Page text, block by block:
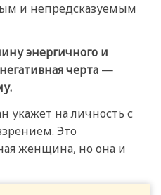
и непредсказуемым
энергичного и
черта —
укажет на личность с
Это
женщина, но она и